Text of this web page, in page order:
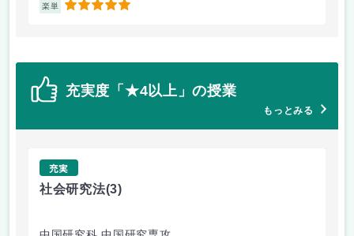
楽単 5
充実度「★4以上」の授業
もっとみる
充実
社会研究法(3)